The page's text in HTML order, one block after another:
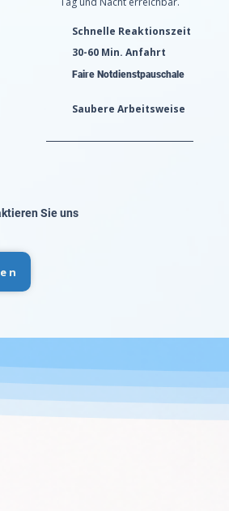
Schnelle Reaktionszeit
30-60 Min. Anfahrt
Faire Notdienstpauschale
Saubere Arbeitsweise
Sie uns